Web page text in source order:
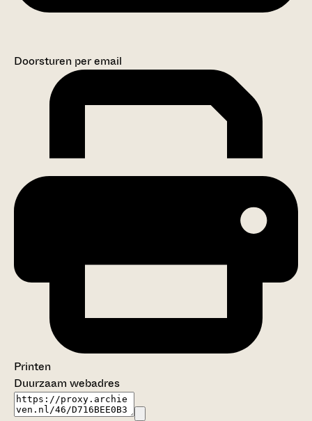
Doorsturen per email
Printen
Duurzaam webadres